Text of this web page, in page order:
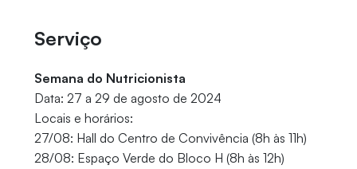
Serviço
Semana do Nutricionista
Data: 27 a 29 de agosto de 2024
Locais e horários:
27/08: Hall do Centro de Convivência (8h às 11h)
28/08: Espaço Verde do Bloco H (8h às 12h)